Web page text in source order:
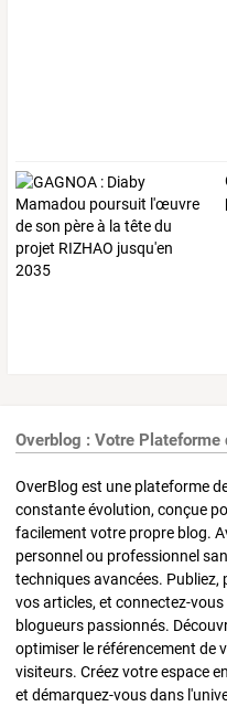
Overblog : Votre
OverBlog est une plateforme
constante évolution, conçue
facilement votre propre blog.
personnel ou professionnel
techniques avancées.
vos articles, et connectez-
blogueurs passionnés.
optimiser le référencement de
visiteurs. Créez votre espace
et démarquez-vous dans